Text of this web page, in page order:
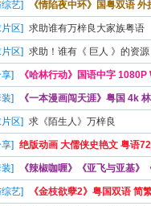
艺] 《情陷夜中环》国粤双语
区] 求助谁有万梓良大家族粤语
区] 求助！谁有《 巨人 》的资
] 《哈林行动》国语中字
] 《一本漫画闯天涯》粤国 4k
区] 求《陌生人》万梓良
] 绝版动画 大儒侠史艳文 粤语
] 《辣椒咖喱》《亚飞与亚基
艺] 《金枝欲孽2》粤国双语 简